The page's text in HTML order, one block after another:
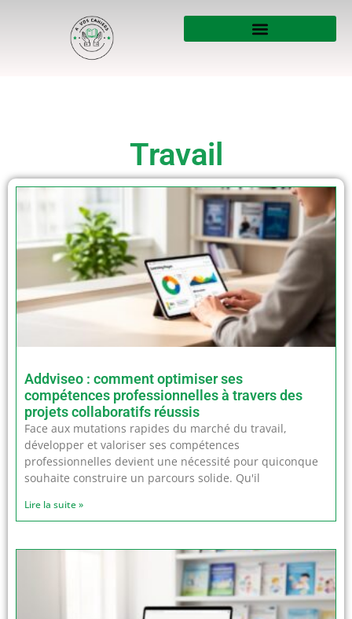
Travail
Addviseo : comment optimiser ses
compétences professionnelles à travers des
projets collaboratifs réussis
Face aux mutations rapides du marché du travail,
développer et valoriser ses compétences
professionnelles devient une nécessité pour quiconque
souhaite construire un parcours solide. Qu'il
Lire la suite »